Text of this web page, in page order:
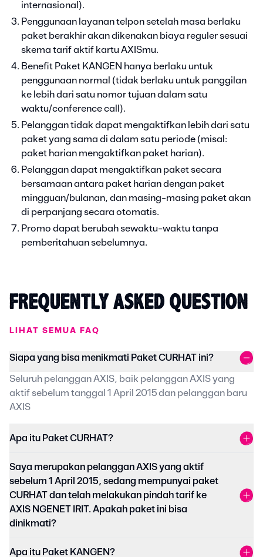
internasional).
Penggunaan layanan telpon setelah masa berlaku
paket berakhir akan dikenakan biaya reguler sesuai
skema tarif aktif kartu AXISmu.
Benefit Paket KANGEN hanya berlaku untuk
penggunaan normal (tidak berlaku untuk panggilan
ke lebih dari satu nomor tujuan dalam satu
waktu/conference call).
Pelanggan tidak dapat mengaktifkan lebih dari satu
paket yang sama di dalam satu periode (misal:
paket harian mengaktifkan paket harian).
Pelanggan dapat mengaktifkan paket secara
bersamaan antara paket harian dengan paket
mingguan/bulanan, dan masing-masing paket akan
di perpanjang secara otomatis.
Promo dapat berubah sewaktu-waktu tanpa
pemberitahuan sebelumnya.
FREQUENTLY ASKED QUESTION
LIHAT SEMUA FAQ
Siapa yang bisa menikmati Paket CURHAT ini?
Seluruh pelanggan AXIS, baik pelanggan AXIS yang
aktif sebelum tanggal 1 April 2015 dan pelanggan baru
AXIS
Apa itu Paket CURHAT?
Saya merupakan pelanggan AXIS yang aktif
sebelum 1 April 2015, sedang mempunyai paket
CURHAT dan telah melakukan pindah tarif ke
AXIS NGENET IRIT. Apakah paket ini bisa
dinikmati?
Apa itu Paket KANGEN?